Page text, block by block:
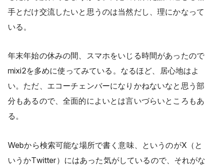
手とだけ交流したいと思うのは当然だし、理にかなって
いる。
年末年始の休みの間、スマホをいじる時間があったので
mixi2を多めに使ってみている。なるほど、居心地はよ
い。ただ、エコーチェンバーになりかねないなと思う部
分もあるので、全面的によいとは言いづらいところもあ
る。
Webから検索可能な場所で書く意味、というのがX（と
いうかTwitter）にはあった気がしているので、それがな